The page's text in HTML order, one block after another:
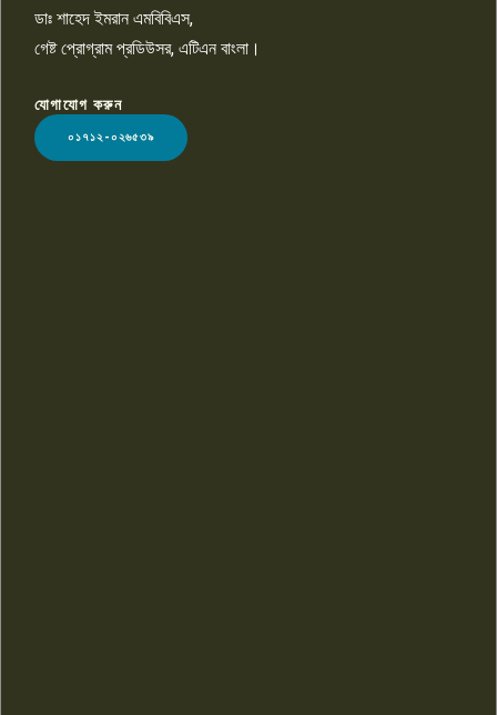
LOGO
ডাঃ শাহেদ ইমরান এমবিবিএস,
গেষ্ট প্রোগ্রাম প্রডিউসর, এটিএন বাংলা।
যোগাযোগ করুন
০১৭১২-০২৬৫৩৯